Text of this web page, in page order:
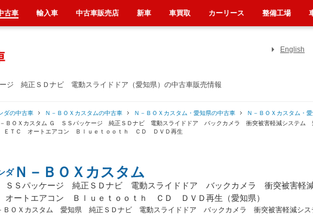
ジ 純正ＳＤナビ 電動スライドドア（愛知県）の中古車販売情報
English
ダの中古車 Ｎ－ＢＯＸカスタムの中古車 Ｎ－ＢＯＸカスタム・愛知県の中古車
Ｎ－ＢＯＸカスタム・
－ＢＯＸカスタム Ｇ ＳＳパッケージ 純正ＳＤナビ 電動スライドドア バックカメラ 衝突被害軽減システ
ＥＴＣ オートエアコン Ｂｌｕｅｔｏｏｔｈ ＣＤ ＤＶＤ再生
ダＮ－ＢＯＸカスタム
ＳＳパッケージ 純正ＳＤナビ 電動スライドドア バックカメラ 衝突被害
オートエアコン Ｂｌｕｅｔｏｏｔｈ ＣＤ ＤＶＤ再生（愛知県）
ＢＯＸカスタム 愛知県 純正ＳＤナビ 電動スライドドア バックカメラ 衝突被害軽減シ
古車 輸入車 中古車販売店 新車 車買取 カーリース 整備工場